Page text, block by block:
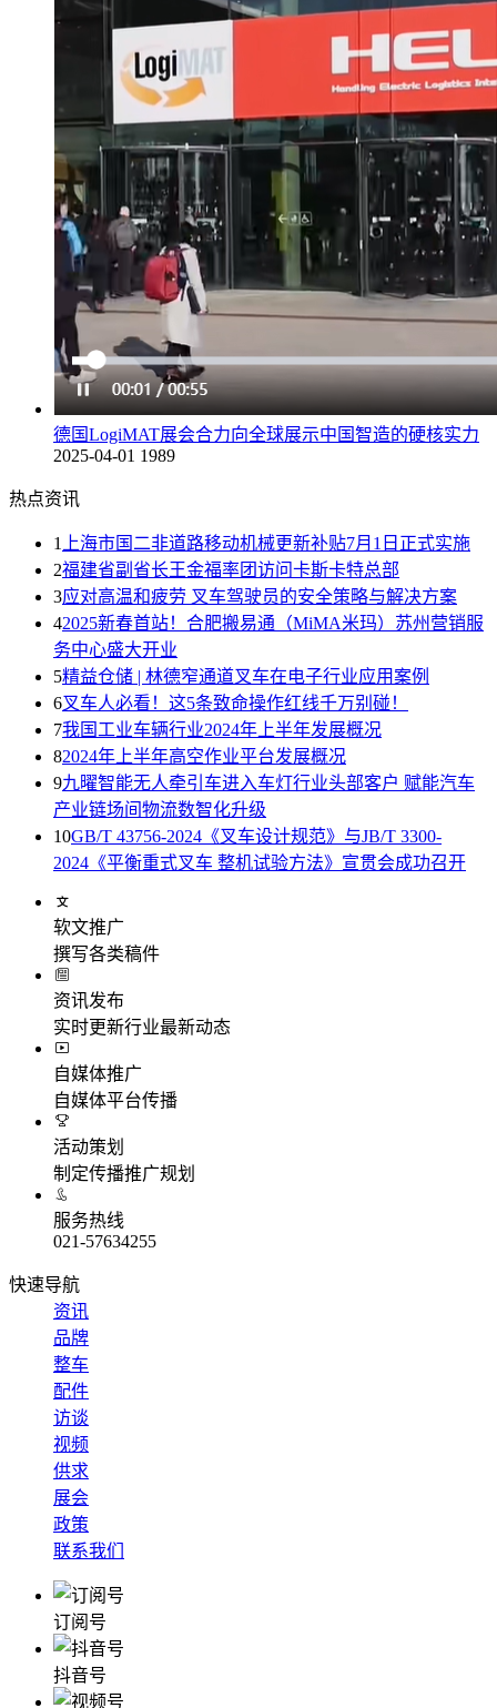
德国LogiMAT展会合力向全球展示中国智造的硬核实力
2025-04-01 1989
热点资讯
1
上海市国二非道路移动机械更新补贴7月1日正式实施
2福建省副省长王金福率团访问卡斯卡特总部
3应对高温和疲劳 叉车驾驶员的安全策略与解决方案
42025新春首站！合肥搬易通（MiMA米玛）苏州营销服
务中心盛大开业
5精益仓储 | 林德窄通道叉车在电子行业应用案例
6叉车人必看！这5条致命操作红线千万别碰！
7我国工业车辆行业2024年上半年发展概况
82024年上半年高空作业平台发展概况
9九曜智能无人牵引车进入车灯行业头部客户 赋能汽车
产业链场间物流数智化升级
10GB/T 43756-2024《叉车设计规范》与JB/T 3300-
2024《平衡重式叉车 整机试验方法》宣贯会成功召开
软文推广
撰写各类稿件
资讯发布
实时更新行业最新动态
自媒体推广
自媒体平台传播
活动策划
制定传播推广规划
服务热线
021-57634255
快速导航
资讯
品牌
整车
配件
访谈
视频
供求
展会
政策
联系我们
订阅号
抖音号